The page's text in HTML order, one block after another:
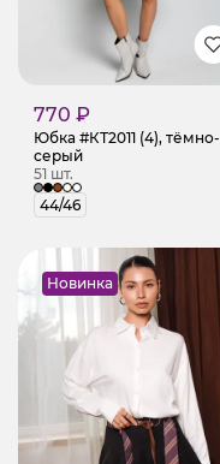
770 ₽
Юбка #КТ2011 (4), тёмно-
серый
51 шт.
44/46
Новинка